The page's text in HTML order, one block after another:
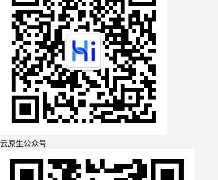
云原生公众号